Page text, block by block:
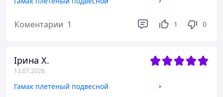
Коментарии 1 1 0
Ірина Х.
13.07.2026
Гамак плетеный подвесной